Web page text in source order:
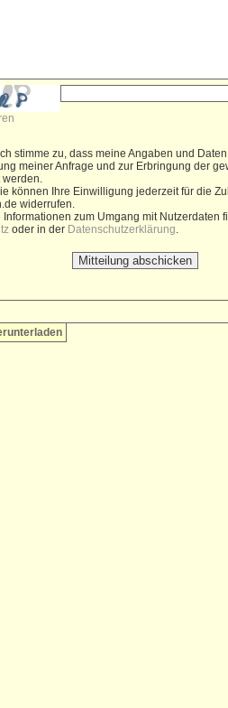
stimme zu, dass meine Angaben und
meiner Anfrage und zur Erbringung der
können Ihre Einwilligung jederzeit für die
widerrufen.
Informationen zum Umgang mit Nutzerdaten
oder in der Datenschutzerklärung